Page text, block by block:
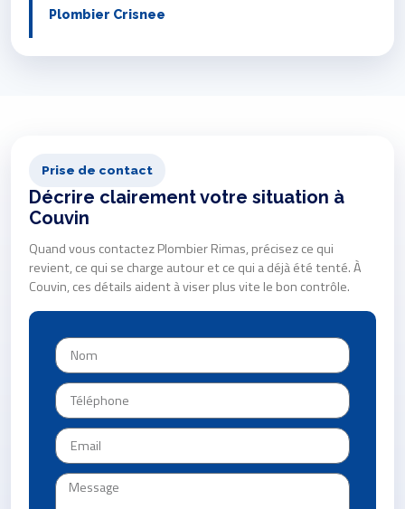
Plombier Crisnee
Prise de contact
Décrire clairement votre situation à
Couvin
Quand vous contactez Plombier Rimas, précisez ce qui
revient, ce qui se charge autour et ce qui a déjà été tenté. À
Couvin, ces détails aident à viser plus vite le bon contrôle.